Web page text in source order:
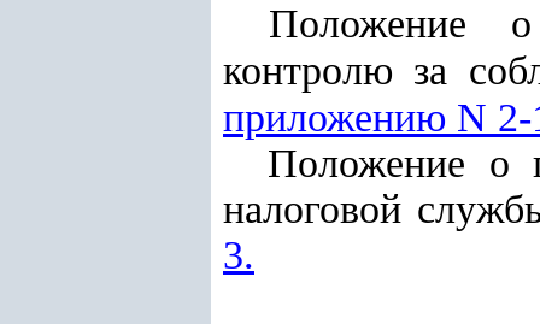
Положение
контролю за
приложению N 2-
Положение о
налоговой
3.